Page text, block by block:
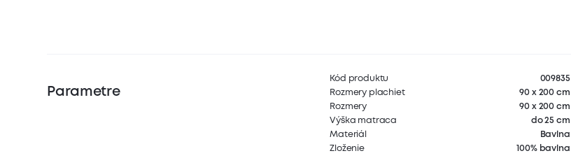
Parametre
Kód produktu
009835
Rozmery plachiet
90 x 200 cm
Rozmery
90 x 200 cm
Výška matraca
do 25 cm
Materiál
Bavlna
Zloženie
100% bavlna